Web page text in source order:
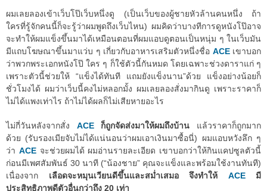
ผมเลยลองเข้าเว็บโป๊เว็บหนึ่งดู (เป็นเว็บของผู้ชายหัวล้านคนหนึ่ง ถ้า
ใครที่รู้จักคนนี้ก็จะรู้ว่าผมพูดถึงเว็บไหน) ผมคิดว่าบางทีการดูหนังโป๊อาจ
จะทำให้ผมแข็งขึ้นมาได้เหมือนตอนที่ผมแอบดูตอนเป็นหนุ่ม ๆ ในเว็บมัน
มีแถบโฆษณาขึ้นมาแว่บ ๆ เกี่ยวกับอาหารเสริมตัวหนึ่งชื่อ ACEเขาบอก
ว่าพวกพระเอกหนังโป๊ ใคร ๆ ก็ใช้ตัวนี้กันหมด โดยเฉพาะช่วงดาราแก่ ๆ
เพราะตัวนี้ช่วยให้ “แข็งได้ทันที แถมยังแข็งนาน”ด้วย แข็งอย่างน้อยก็
ชั่วโมงได้ ผมว่าเว็บนี้คงไม่หลอกมั้ง ผมเลยลองสั่งมากินดู เพราะราคาก็
ไม่ได้แพงเท่าไร ถ้าไม่ได้ผลก็ไม่เสียหายอะไร
ไม่กี่วันหลังจากสั่ง ACE ก็ถูกจัดส่งมาให้ผมถึงบ้าน แล้วราคาก็ถูกมาก
ด้วย (รับรองเมียจับไม่ได้แน่นอนว่าผมเอาเงินมาซื้อนี่) ผมแอบหวังลึก ๆ
ว่า ACEจะช่วยผมได้ ผมอ่านรายละเอียด เขาบอกว่าให้กินแคปซูลตัวนี้
ก่อนมีเพศสัมพันธ์ 30 นาที (“น้องชาย” คุณจะแข็งและพร้อมใช้งานทันที)
เนื่องจาก เลือดจะหมุนเวียนดีขึ้นและสม่ำเสมอ จึงทำให้ ACEมี
ประสิทธิภาพดีตัวอื่นกว่าถึง 20 เท่า